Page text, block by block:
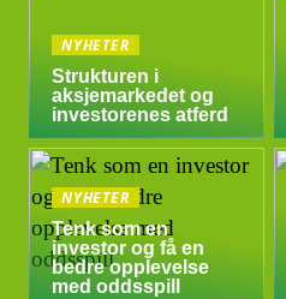
NYHETER
Strukturen i
aksjemarkedet og
investorenes atferd
NYHETER
Tenk som en
investor og få en
bedre opplevelse
med oddsspill